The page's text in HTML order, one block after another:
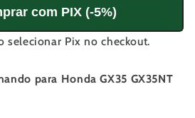
com PIX (-5%)
selecionar Pix no checkout.
para Honda GX35 GX35NT